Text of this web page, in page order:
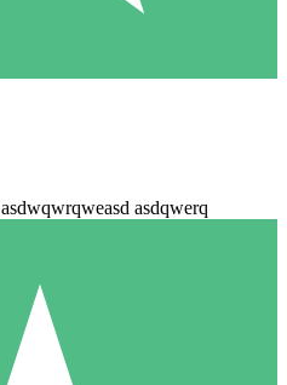
asdwqwrqweasd asdqwerq